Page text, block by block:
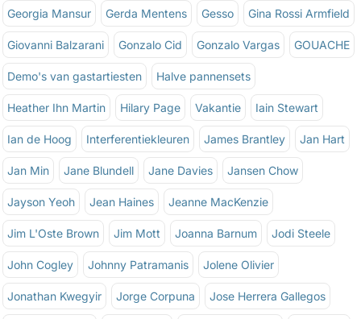
Georgia Mansur Gerda Mentens Gesso Gina Rossi Armfield
Giovanni Balzarani Gonzalo Cid Gonzalo Vargas GOUACHE
Demo's van gastartiesten Halve pannensets
Heather Ihn Martin Hilary Page Vakantie Iain Stewart
Ian de Hoog Interferentiekleuren James Brantley Jan Hart
Jan Min Jane Blundell Jane Davies Jansen Chow
Jayson Yeoh Jean Haines Jeanne MacKenzie
Jim L'Oste Brown Jim Mott Joanna Barnum Jodi Steele
John Cogley Johnny Patramanis Jolene Olivier
Jonathan Kwegyir Jorge Corpuna Jose Herrera Gallegos